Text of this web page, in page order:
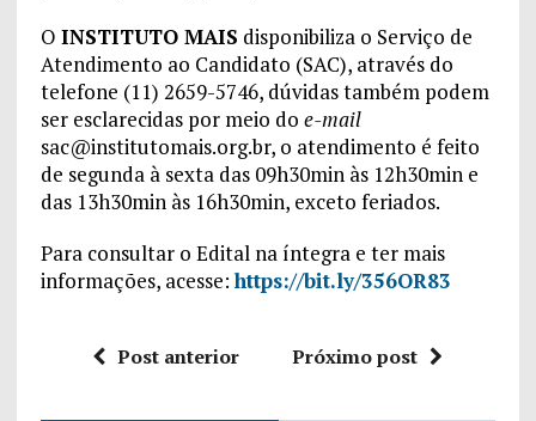
O INSTITUTO MAIS disponibiliza o Serviço de
Atendimento ao Candidato (SAC), através do
telefone (11) 2659-5746, dúvidas também podem
ser esclarecidas por meio do e-mail
sac@institutomais.org.br, o atendimento é feito
de segunda à sexta das 09h30min às 12h30min e
das 13h30min às 16h30min, exceto feriados.
Para consultar o Edital na íntegra e ter mais
informações, acesse:https://bit.ly/356OR83
Post anterior Próximo post